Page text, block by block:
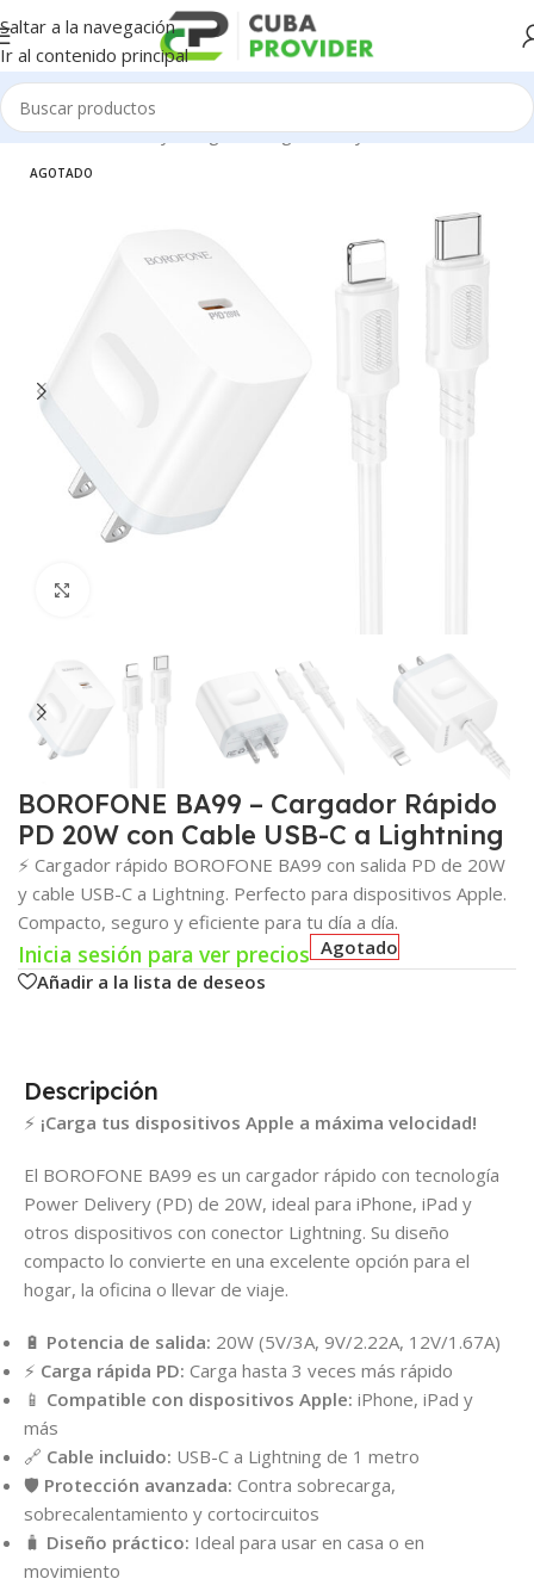
Saltar a la navegación
Ir al contenido principal
Inicio/Accesorios y Gadgets/Cargadores y cables
AGOTADO
BOROFONE BA99 – Cargador Rápido
PD 20W con Cable USB-C a Lightning
⚡ Cargador rápido BOROFONE BA99 con salida PD de 20W
y cable USB-C a Lightning. Perfecto para dispositivos Apple.
Compacto, seguro y eficiente para tu día a día.
Inicia sesión para ver precios Agotado
Añadir a la lista de deseos
Descripción
⚡ ¡Carga tus dispositivos Apple a máxima velocidad!
El BOROFONE BA99 es un cargador rápido con tecnología
Power Delivery (PD) de 20W, ideal para iPhone, iPad y
otros dispositivos con conector Lightning. Su diseño
compacto lo convierte en una excelente opción para el
hogar, la oficina o llevar de viaje.
🔋 Potencia de salida: 20W (5V/3A, 9V/2.22A, 12V/1.67A)
⚡ Carga rápida PD: Carga hasta 3 veces más rápido
📱 Compatible con dispositivos Apple: iPhone, iPad y
más
🔗 Cable incluido: USB-C a Lightning de 1 metro
🛡️ Protección avanzada: Contra sobrecarga,
sobrecalentamiento y cortocircuitos
🧳 Diseño práctico: Ideal para usar en casa o en
movimiento